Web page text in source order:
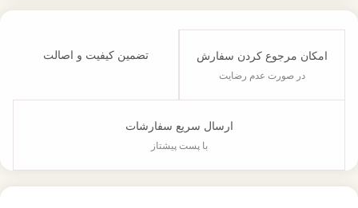
امکان مرجوع کردن سفارش
در صورت عدم رضایت
تضمین کیفیت و اصالت
ارسال سریع سفارشات
با پست پیشتاز